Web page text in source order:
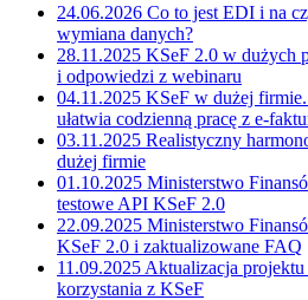
24.06.2026 Co to jest EDI i na
wymiana danych?
28.11.2025 KSeF 2.0 w dużych
i odpowiedzi z webinaru
04.11.2025 KSeF w dużej
ułatwia codzienną pracę z e-
03.11.2025 Realistyczny
dużej firmie
01.10.2025 Ministerstwo
testowe API KSeF 2.0
22.09.2025 Ministerstwo
KSeF 2.0 i zaktualizowane FAQ
11.09.2025 Aktualizacja projektu
korzystania z KSeF